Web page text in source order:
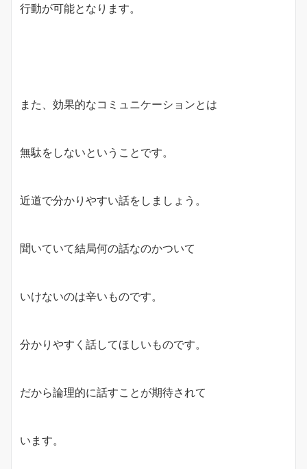
行動が可能となります。
また、効果的なコミュニケーションとは
無駄をしないということです。
近道で分かりやすい話をしましょう。
聞いていて結局何の話なのかついて
いけないのは辛いものです。
分かりやすく話してほしいものです。
だから論理的に話すことが期待されて
います。